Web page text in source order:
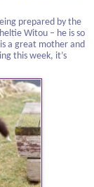
prepared by the
Witou – he is so
a great mother and
this week, it’s